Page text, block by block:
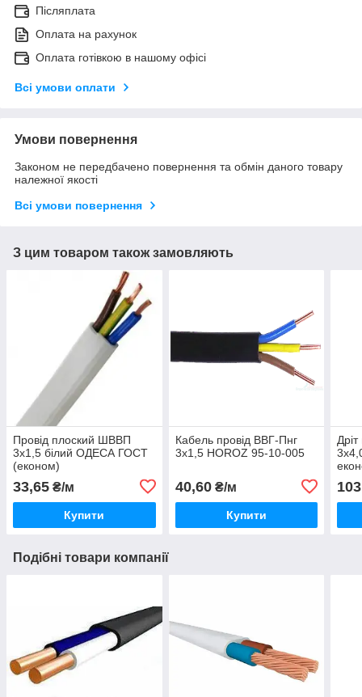
Післяплата
Оплата на рахунок
Оплата готівкою в нашому офісі
Всі умови оплати
Умови повернення
Законом не передбачено повернення та обмін даного товару
належної якості
Всі умови повернення
З цим товаром також замовляють
Провід плоский ШВВП
3х1,5 білий ОДЕСА ГОСТ
(економ)
33,65 ₴/м
Купити
Кабель провід ВВГ-Пнг
3х1,5 HOROZ 95-10-005
40,60₴/м
Купити
Подібні товари компанії